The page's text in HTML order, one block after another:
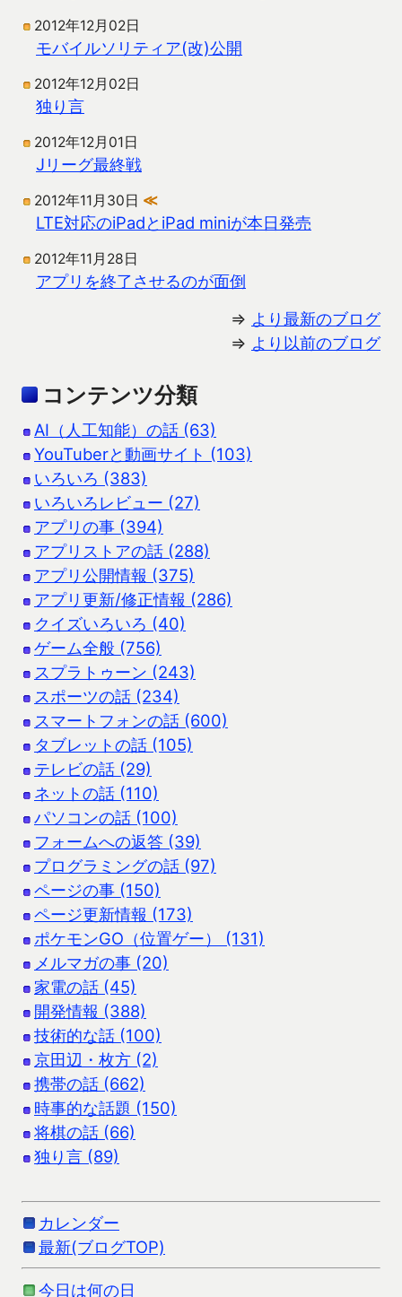
2012年12月02日
モバイルソリティア(改)公開
2012年12月02日
独り言
2012年12月01日
Jリーグ最終戦
2012年11月30日 ≪
LTE対応のiPadとiPad miniが本日発売
2012年11月28日
アプリを終了させるのが面倒
⇒ より最新のブログ
⇒ より以前のブログ
コンテンツ分類
AI（人工知能）の話 (63)
YouTuberと動画サイト (103)
いろいろ (383)
いろいろレビュー (27)
アプリの事 (394)
アプリストアの話 (288)
アプリ公開情報 (375)
アプリ更新/修正情報 (286)
クイズいろいろ (40)
ゲーム全般 (756)
スプラトゥーン (243)
スポーツの話 (234)
スマートフォンの話 (600)
タブレットの話 (105)
テレビの話 (29)
ネットの話 (110)
パソコンの話 (100)
フォームへの返答 (39)
プログラミングの話 (97)
ページの事 (150)
ページ更新情報 (173)
ポケモンGO（位置ゲー） (131)
メルマガの事 (20)
家電の話 (45)
開発情報 (388)
技術的な話 (100)
京田辺・枚方 (2)
携帯の話 (662)
時事的な話題 (150)
将棋の話 (66)
独り言 (89)
カレンダー
最新(ブログTOP)
今日は何の日